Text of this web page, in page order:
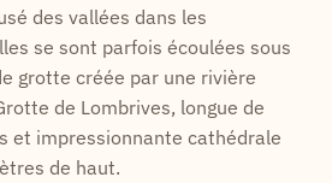
des vallées dans les
se sont parfois écoulées sous
grotte créée par une rivière
de Lombrives, longue de
et impressionnante cathédrale
de haut.